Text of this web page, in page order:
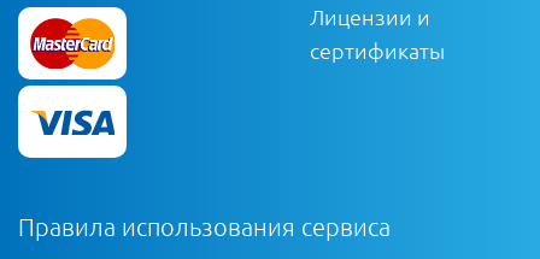
Лицензии и
сертификаты
Правила использования сервиса